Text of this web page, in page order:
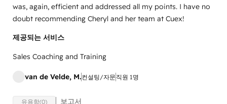
was, again, efficient and addressed all my points. I have no
doubt recommending Cheryl and her team at Cuex!
제공되는 서비스
Sales Coaching and Training
van de Velde, M.컨설팅/자문 직원 1명
유용함(0) 보고서